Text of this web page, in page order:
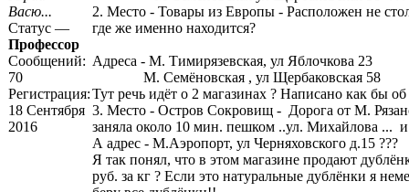
Васю...
Статус —
Профессор
Сообщений:
70
Регистрация:
18 Сентября
2016
2. Место - Товары из Европы - Расположен не
где же именно находится?
Адреса - М. Тимирязевская, ул Яблочкова 23
М. Семёновская , ул Щербаковская 58
Тут речь идёт о 2 магазинах ? Написано как бы
3. Место - Остров Сокровищ - Дорога от М.
заняла около 10 мин. пешком ..ул. Михайлова ... и
А адрес - М.Аэропорт, ул Черняховского д.15 ???
Я так понял, что в этом магазине продают
руб. за кг ? Если это натуральные дублёнки я